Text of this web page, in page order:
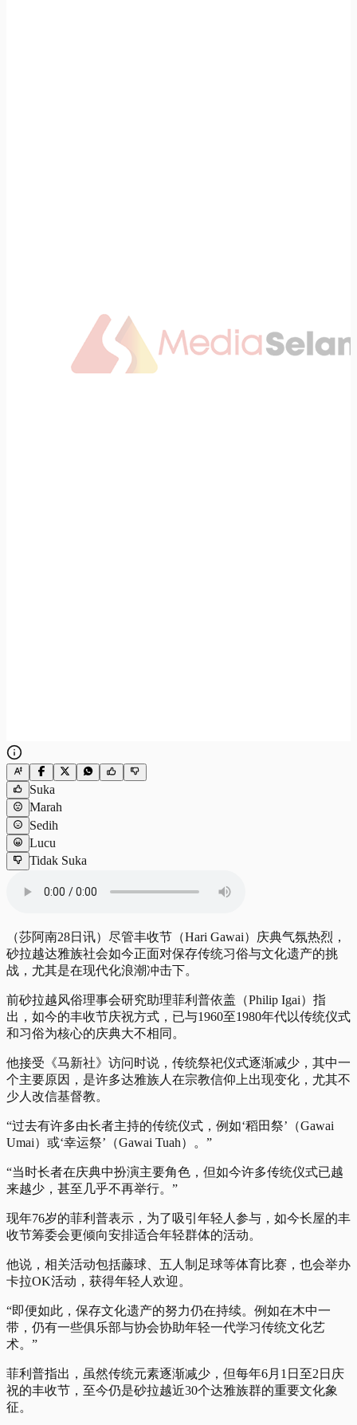
Suka
Marah
Sedih
Lucu
Tidak Suka
（莎阿南28日讯）尽管丰收节（Hari Gawai）庆典气氛热烈，
砂拉越达雅族社会如今正面对保存传统习俗与文化遗产的挑
战，尤其是在现代化浪潮冲击下。
前砂拉越风俗理事会研究助理菲利普依盖（Philip Igai）指
出，如今的丰收节庆祝方式，已与1960至1980年代以传统仪式
和习俗为核心的庆典大不相同。
他接受《马新社》访问时说，传统祭祀仪式逐渐减少，其中一
个主要原因，是许多达雅族人在宗教信仰上出现变化，尤其不
少人改信基督教。
“过去有许多由长者主持的传统仪式，例如‘稻田祭’（Gawai
Umai）或‘幸运祭’（Gawai Tuah）。”
“当时长者在庆典中扮演主要角色，但如今许多传统仪式已越
来越少，甚至几乎不再举行。”
现年76岁的菲利普表示，为了吸引年轻人参与，如今长屋的丰
收节筹委会更倾向安排适合年轻群体的活动。
他说，相关活动包括藤球、五人制足球等体育比赛，也会举办
卡拉OK活动，获得年轻人欢迎。
“即便如此，保存文化遗产的努力仍在持续。例如在木中一
带，仍有一些俱乐部与协会协助年轻一代学习传统文化艺
术。”
菲利普指出，虽然传统元素逐渐减少，但每年6月1日至2日庆
祝的丰收节，至今仍是砂拉越近30个达雅族群的重要文化象
征。